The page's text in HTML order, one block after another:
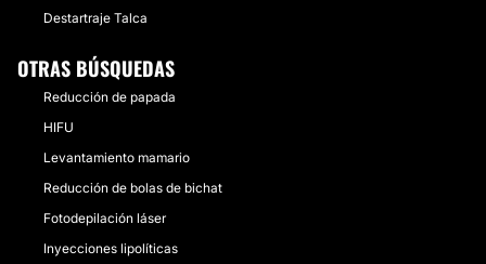
Destartraje Talca
OTRAS BÚSQUEDAS
Reducción de papada
HIFU
Levantamiento mamario
Reducción de bolas de bichat
Fotodepilación láser
Inyecciones lipolíticas